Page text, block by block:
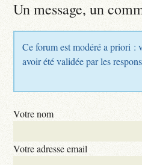
Un message, un
Ce forum est modéré a priori :
avoir été validée par les
Votre nom
Votre adresse email